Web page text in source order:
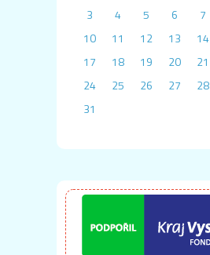
3
4 5 6 7
10
11 12 13 14
17
18 19 20 21
24
25 26 27 28
31